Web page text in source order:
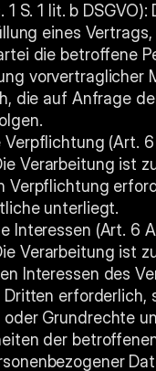
1 S. 1 lit. b
eines Vertrags,
die betroffene
vorvertraglicher
die auf Anfrage
(Art. 6
Verarbeitung ist
Verpflichtung
unterliegt.
Interessen (Art. 6
Verarbeitung ist
Interessen des
Dritten erforderlich,
oder Grundrechte
der